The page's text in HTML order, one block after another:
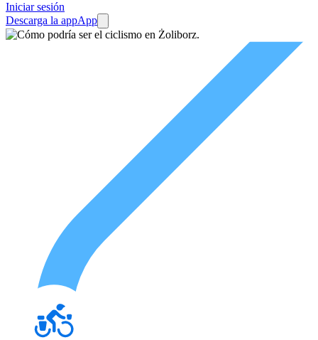
Iniciar sesión
Descarga la appApp